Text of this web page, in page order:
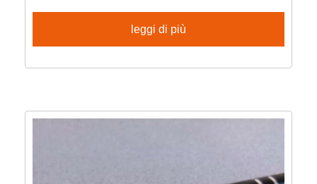
leggi di più